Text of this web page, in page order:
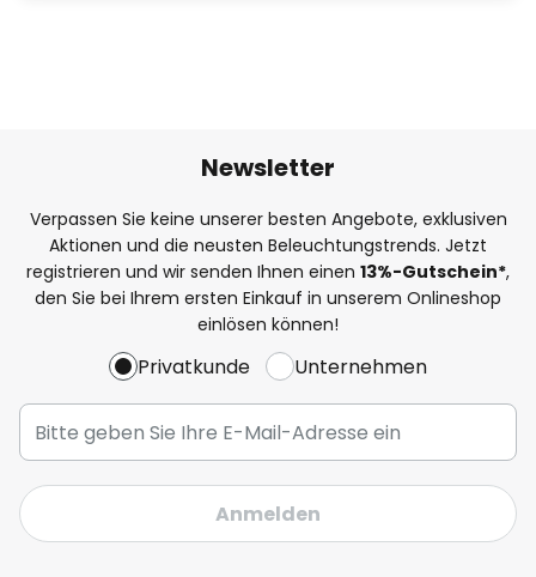
Newsletter
Verpassen Sie keine unserer besten Angebote, exklusiven
Aktionen und die neusten Beleuchtungstrends. Jetzt
registrieren und wir senden Ihnen einen 13%-Gutschein*,
den Sie bei Ihrem ersten Einkauf in unserem Onlineshop
einlösen können!
Privatkunde Unternehmen
Anmelden